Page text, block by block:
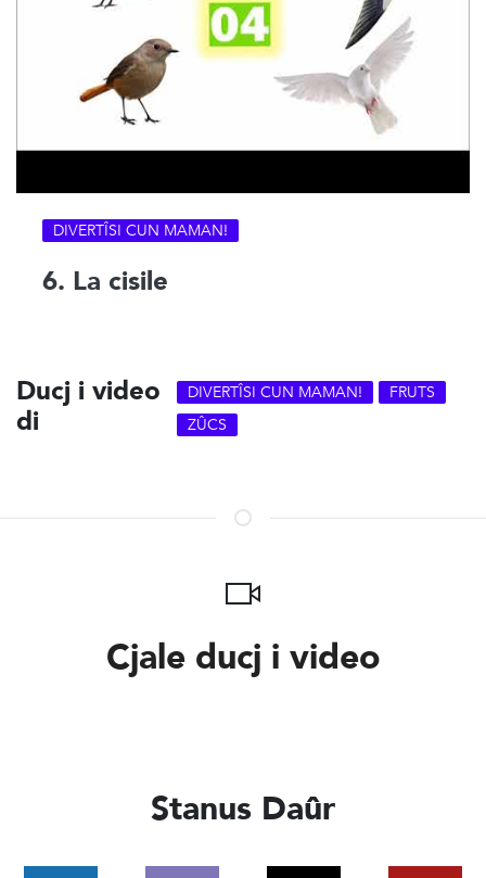
DIVERTÎSI CUN MAMAN!
6. La cisile
Ducj i video
di
DIVERTÎSI CUN MAMAN!
FRUTS
ZÛCS
Cjale ducj i video
Stanus Daûr